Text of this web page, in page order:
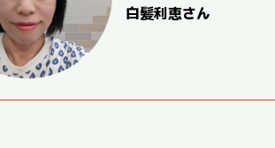
白髪利恵さん